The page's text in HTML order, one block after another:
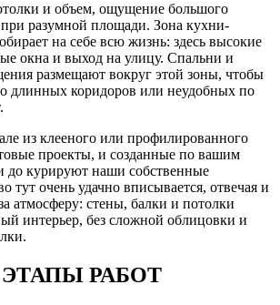
и объем, ощущение большого
при разумной площади. Зона кухни-
на себе всю жизнь: здесь высокие
окна и выход на улицу. Спальни и
размещают вокруг этой зоны, чтобы
длинных коридоров или неудобных по
из клееного или профилированного
проекты, и созданные по вашим
до курируют наши собственные
тут очень удачно вписывается, отвечая и
атмосферу: стены, балки и потолки
интерьер, без сложной облицовки и
РАБОТ